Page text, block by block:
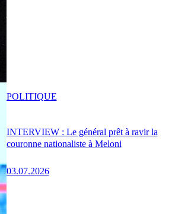
INTERVIEW : Le général prêt à ravir la
couronne nationaliste à Meloni
03.07.2026
POLITIQUE